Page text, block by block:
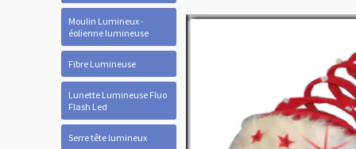
Moulin Lumineux -
éolienne lumineuse
Fibre Lumineuse
Lunette Lumineuse Fluo
Flash Led
Serre tête lumineux